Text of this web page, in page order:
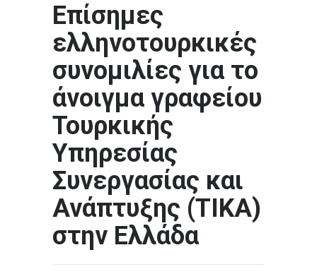
Επίσημες
ελληνοτουρκικές
συνομιλίες για το
άνοιγμα γραφείου
Τουρκικής
Υπηρεσίας
Συνεργασίας και
Ανάπτυξης (ΤΙΚΑ)
στην Ελλάδα